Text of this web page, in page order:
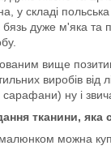
у складі польська
бязь дуже м'яка
вище
виробів
сарафани) ну і
тканини,
малюнком можна